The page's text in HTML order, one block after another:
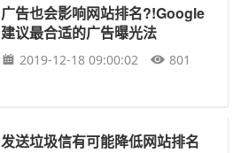
广告也会影响网站排名?!Google
建议最合适的广告曝光法
2019-12-18 09:00:02 801
发送垃圾信有可能降低网站排名